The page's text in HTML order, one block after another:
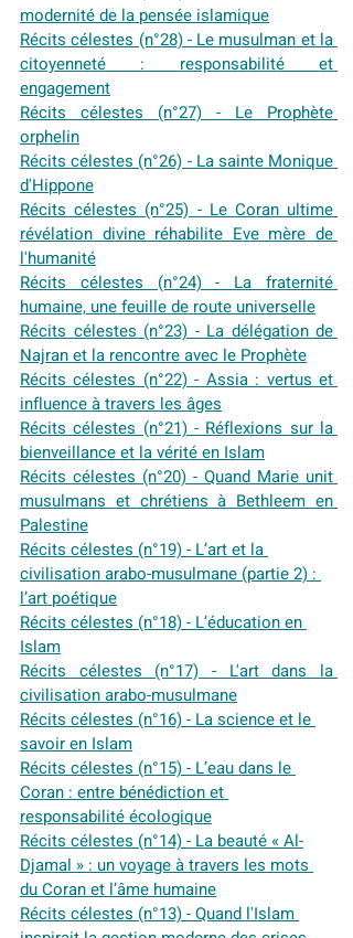
modernité de la pensée islamique
Récits célestes (n°28) - Le musulman et la
citoyenneté : responsabilité et
engagement
Récits célestes (n°27) - Le Prophète
orphelin
Récits célestes (n°26) - La sainte Monique
d'Hippone
Récits célestes (n°25) - Le Coran ultime
révélation divine réhabilite Eve mère de
l'humanité
Récits célestes (n°24) - La fraternité
humaine, une feuille de route universelle
Récits célestes (n°23) - La délégation de
Najran et la rencontre avec le Prophète
Récits célestes (n°22) - Assia : vertus et
influence à travers les âges
Récits célestes (n°21) - Réflexions sur la
bienveillance et la vérité en Islam
Récits célestes (n°20) - Quand Marie unit
musulmans et chrétiens à Bethleem en
Palestine
Récits célestes (n°19) - L’art et la
civilisation arabo-musulmane (partie 2) :
l’art poétique
Récits célestes (n°18) - L’éducation en
Islam
Récits célestes (n°17) - L'art dans la
civilisation arabo-musulmane
Récits célestes (n°16) - La science et le
savoir en Islam
Récits célestes (n°15) - L’eau dans le
Coran : entre bénédiction et
responsabilité écologique
Récits célestes (n°14) - La beauté « Al-
Djamal » : un voyage à travers les mots
du Coran et l’âme humaine
Récits célestes (n°13) - Quand l'Islam